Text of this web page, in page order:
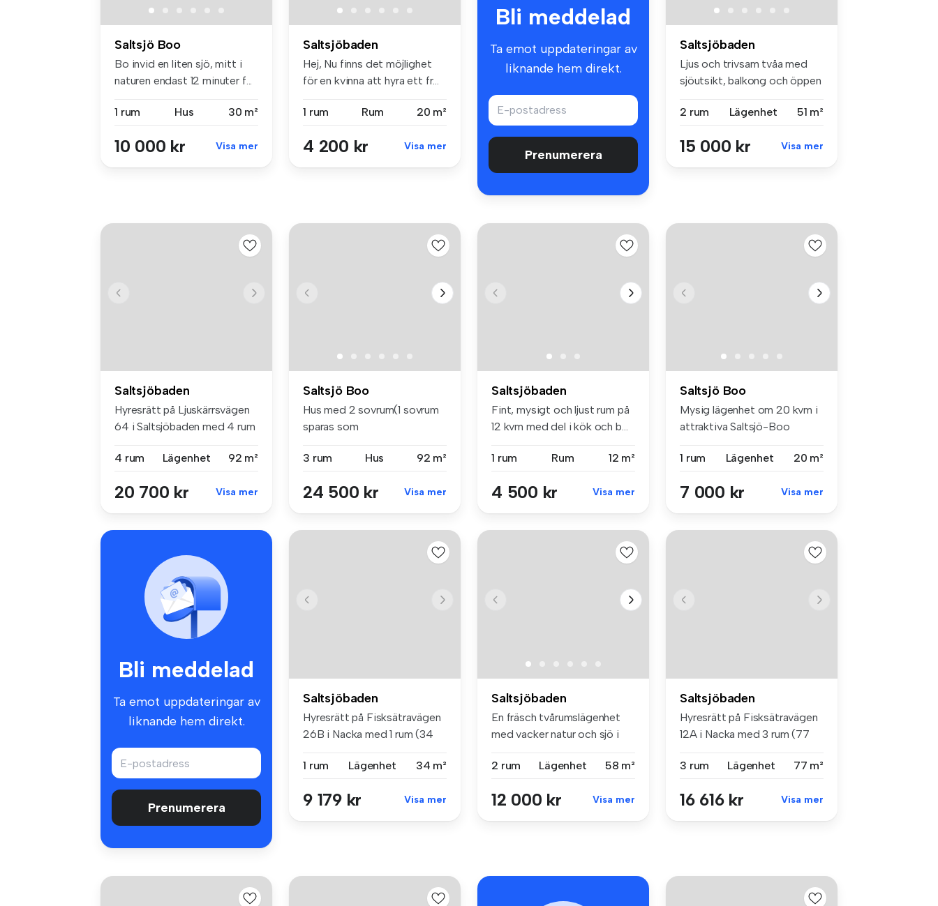
Saltsjö Boo
Bo invid en liten sjö, mitt i
naturen endast 12 minuter f...
1 rum Hus 30 m²
10 000 kr Visa mer
Saltsjöbaden
Hej, Nu finns det möjlighet
för en kvinna att hyra ett fr...
1 rum Rum 20 m²
4 200 kr Visa mer
Bli meddelad
Ta emot uppdateringar av
liknande hem direkt.
Prenumerera
Saltsjöbaden
Ljus och trivsam tvåa med
sjöutsikt, balkong och öppen
2 rum
Lägenhet 51 m²
15 000 kr Visa mer
Saltsjöbaden
Hyresrätt på Ljuskärrsvägen
64 i Saltsjöbaden med 4 rum
4 rum
Lägenhet 92 m²
20 700 kr Visa mer
Saltsjö Boo
Hus med 2 sovrum(1 sovrum
sparas som
3 rum
Hus 92 m²
24 500 kr Visa mer
Saltsjöbaden
Fint, mysigt och ljust rum på
12 kvm med del i kök och b...
1 rum Rum 12 m²
4 500 kr Visa mer
Saltsjö Boo
Mysig lägenhet om 20 kvm i
attraktiva Saltsjö-Boo
1 rum
Lägenhet 20 m²
7 000 kr Visa mer
Bli meddelad
Ta emot uppdateringar av
liknande hem direkt.
Prenumerera
Saltsjöbaden
Hyresrätt på Fisksätravägen
26B i Nacka med 1 rum (34
1 rum
Lägenhet 34 m²
9 179 kr Visa mer
Saltsjöbaden
En fräsch tvårumslägenhet
med vacker natur och sjö i
2 rum
Lägenhet 58 m²
12 000 kr Visa mer
Saltsjöbaden
Hyresrätt på Fisksätravägen
12A i Nacka med 3 rum (77
3 rum
Lägenhet 77 m²
16 616 kr Visa mer